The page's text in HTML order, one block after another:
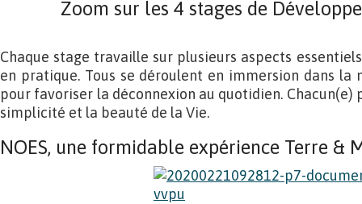
Zoom sur les 4 stages de
Chaque stage travaille sur plusieurs aspects
en pratique. Tous se déroulent en immersion dans la
pour favoriser la déconnexion au quotidien. Chacun(e)
simplicité et la beauté de la Vie.
NOES, une formidable expérience Terre &